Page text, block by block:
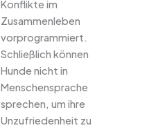
Konflikte im
Zusammenleben
vorprogrammiert.
Schließlich können
Hunde nicht in
Menschensprache
sprechen, um ihre
Unzufriedenheit zu